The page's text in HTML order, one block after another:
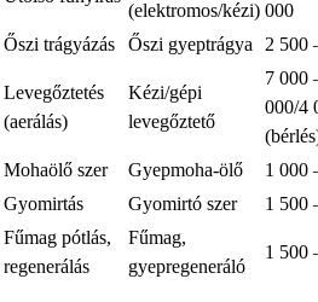
(elektromos/kézi) 000
Őszi trágyázás Őszi gyeptrágya 2 500
Levegőztetés
(aerálás)
Kézi/gépi
levegőztető
7 000
000/4
Mohaölő szer Gyepmoha-ölő 1 000
Gyomirtás
Gyomirtó szer 1 500
Fűmag pótlás,
regenerálás
Fűmag,
gyepregeneráló
1 500